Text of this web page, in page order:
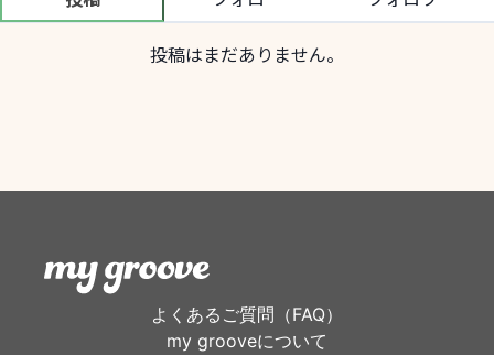
投稿はまだありません。
よくあるご質問（FAQ）
my grooveについて